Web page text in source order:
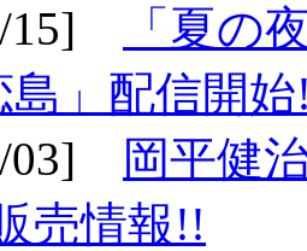
15]
「夏の
島」配信開
03]
岡平健
売情報!!